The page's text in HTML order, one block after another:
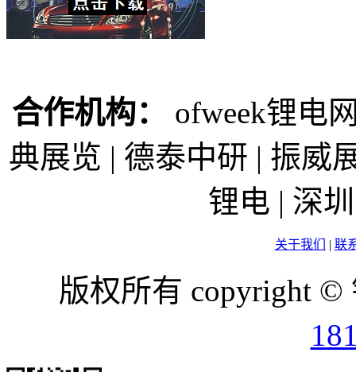
合作机构：
ofweek锂电
典展览 | 德泰中研 | 振威
锂电 | 深
关于我们 | 联
版权所有 copyright